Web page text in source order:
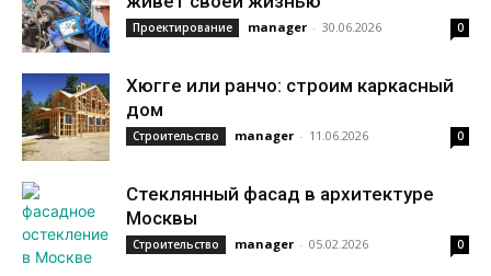
Проектирование manager - 30.06.2026 0
Хюгге или ранчо: строим каркасный
дом
Строительство manager - 11.06.2026 0
Стеклянный фасад в архитектуре
Москвы
Строительство manager - 05.02.2026 0